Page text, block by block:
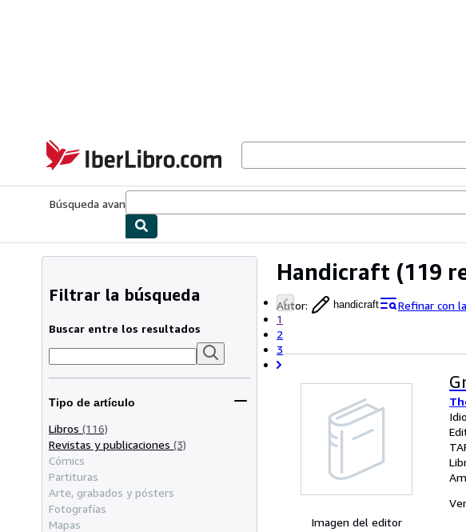
IberLibro.com
Búsqueda avanzada
Handicraft (119
Autor: handicraft
Refinar con
1
2
3
Filtrar la búsqueda
Buscar entre los resultados
Tipo de artículo
Libros (116)
Revistas y publicaciones (3)
Cómics
Partituras
Arte, grabados y pósters
Fotografías
Mapas
Imagen del editor